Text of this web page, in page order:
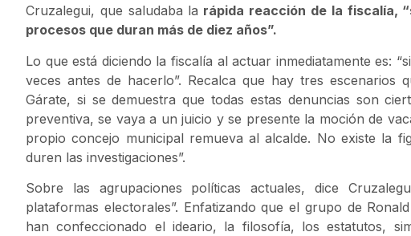
Cruzalegui, que saludaba la rápida reacción de la fiscalía,
procesos que duran más de diez años”.
Lo que está diciendo la fiscalía al actuar inmediatamente es:
veces antes de hacerlo”. Recalca que hay tres escenarios
Gárate, si se demuestra que todas estas denuncias son
preventiva, se vaya a un juicio y se presente la moción de
propio concejo municipal remueva al alcalde. No existe la
duren las investigaciones”.
Sobre las agrupaciones políticas actuales, dice
plataformas electorales”. Enfatizando que el grupo de
han confeccionado el ideario, la filosofía, los estatutos,